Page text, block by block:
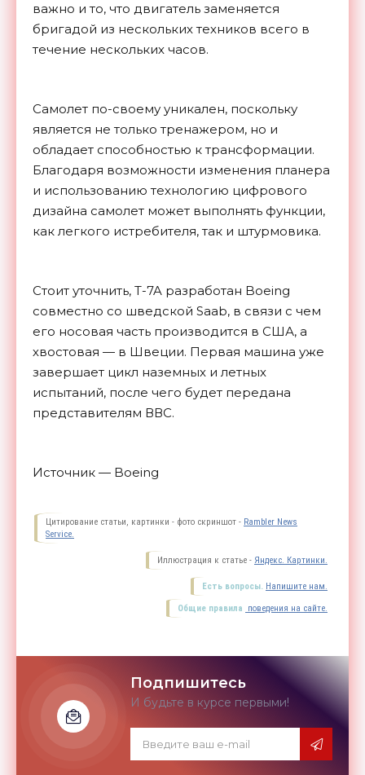
важно и то, что двигатель заменяется
бригадой из нескольких техников всего в
течение нескольких часов.
Самолет по-своему уникален, поскольку
является не только тренажером, но и
обладает способностью к трансформации.
Благодаря возможности изменения планера
и использованию технологию цифрового
дизайна самолет может выполнять функции,
как легкого истребителя, так и штурмовика.
Стоит уточнить, T-7A разработан Boeing
совместно со шведской Saab, в связи с чем
его носовая часть производится в США, а
хвостовая — в Швеции. Первая машина уже
завершает цикл наземных и летных
испытаний, после чего будет передана
представителям ВВС.
Источник — Boeing
Цитирование статьи, картинки - фото скриншот - Rambler News
Service.
Иллюстрация к статье - Яндекс. Картинки.
Есть вопросы. Напишите нам.
Общие правила поведения на сайте.
Подпишитесь
И будьте в курсе первыми!